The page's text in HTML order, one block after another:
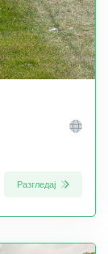
Разгледај